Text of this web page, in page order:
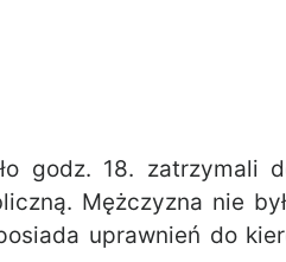
godz. 18. zatrzymali
Mężczyzna nie
uprawnień do